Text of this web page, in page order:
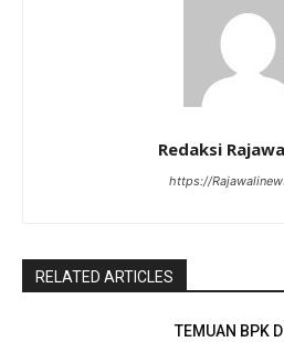
Redaksi
https://
RELATED ARTICLES
TEMUAN BPK